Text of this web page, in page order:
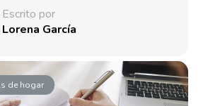
Escrito por
Lorena García
de hogar